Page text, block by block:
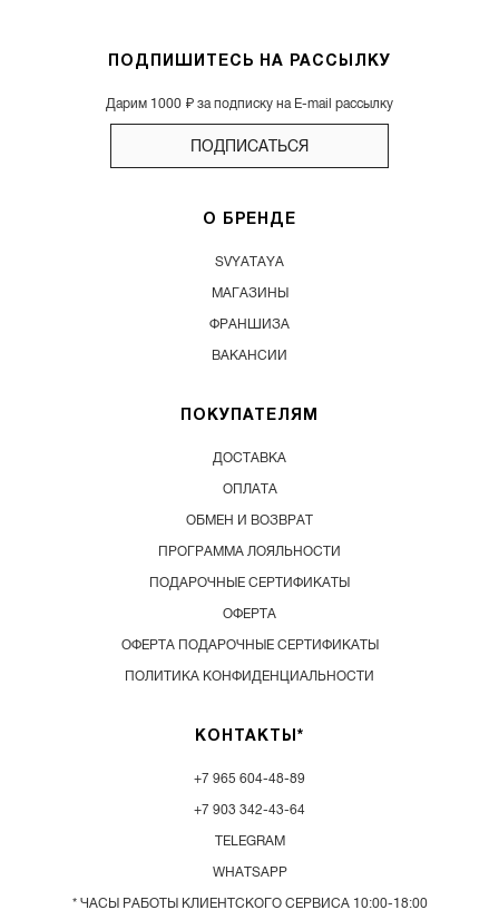
О БРЕНДЕ
SVYATAYA
МАГАЗИНЫ
ФРАНШИЗА
ВАКАНСИИ
ПОКУПАТЕЛЯМ
ДОСТАВКА
ОПЛАТА
ОБМЕН И ВОЗВРАТ
ПРОГРАММА ЛОЯЛЬНОСТИ
ПОДАРОЧНЫЕ СЕРТИФИКАТЫ
ОФЕРТА
ОФЕРТА ПОДАРОЧНЫЕ СЕРТИФИКАТЫ
ПОЛИТИКА КОНФИДЕНЦИАЛЬНОСТИ
КОНТАКТЫ*
+7 965 604-48-89
+7 903 342-43-64
TELEGRAM
WHATSAPP
* ЧАСЫ РАБОТЫ КЛИЕНТСКОГО СЕРВИСА 10:00-18:00
ПОДПИШИТЕСЬ НА РАССЫЛКУ
Дарим 1000 ₽ за подписку на E-mail рассылку
ПОДПИСАТЬСЯ